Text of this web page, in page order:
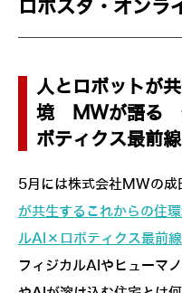
ロボスタ・オンラ
人とロボットが
境 MWが語る
ボティクス最前線
5月には株式会社MWの成
が共生するこれからの
ルAI×ロボティクス最前線
フィジカルAIやヒューマ